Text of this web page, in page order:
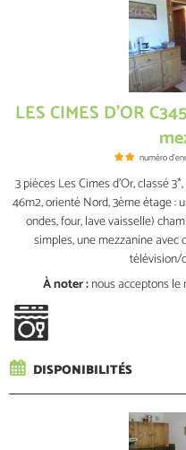
Je n'ai pas de dates précises
LES CIMES D'OR
numéro
3 pièces Les Cimes d'Or, classé
46m2, orienté Nord, 3ème étage :
ondes, four, lave vaisselle)
simples, une mezzanine avec
télévision/
À noter :nous acceptons
DISPONIBILITÉS